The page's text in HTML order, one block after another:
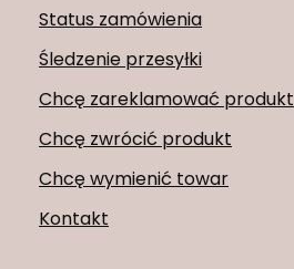
Status zamówienia
Śledzenie przesyłki
Chcę zareklamować produkt
Chcę zwrócić produkt
Chcę wymienić towar
Kontakt